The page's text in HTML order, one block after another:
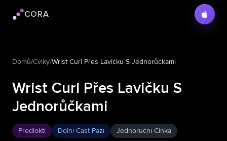
Logo Cora
CORA
Domů/Cviky/Wrist Curl Přes Lavičku S Jednorůčkami
Wrist Curl Přes Lavičku S
Jednorůčkami
Předloktí Dolní Část Paží Jednoruční Činka